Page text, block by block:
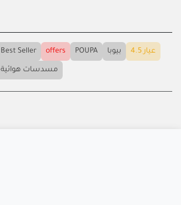
Best Seller offers POUPA بيوبا عيار 4.5
مسدسات هوائية